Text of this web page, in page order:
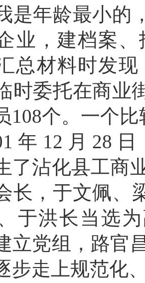
是年龄最小的
业，建档案
总材料时发
时委托在商业
108个。一个
12 月 28 日
了沾化县工商
长，于文佩、
于洪长当选
立党组，路官
步走上规范化